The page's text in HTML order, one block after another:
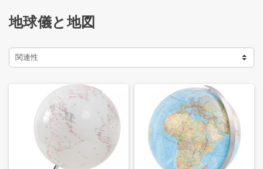
地球儀と地図
関連性